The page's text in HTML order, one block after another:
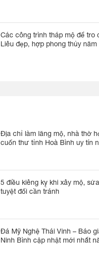
Các công trình tháp mộ để tro
Liêu đẹp, hợp phong thủy năm
Địa chỉ làm lăng mộ, nhà thờ
cuốn thư tỉnh Hoà Bình uy tín
5 điều kiêng kỵ khi xây mộ,
tuyệt đối cần tránh
Đá Mỹ Nghệ Thái Vinh – Báo
Ninh Bình cập nhật mới nhất